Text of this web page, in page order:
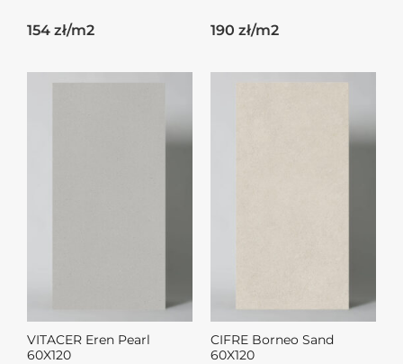
154 zł/m2 190 zł/m2
VITACER Eren Pearl
60X120
CIFRE Borneo Sand
60X120